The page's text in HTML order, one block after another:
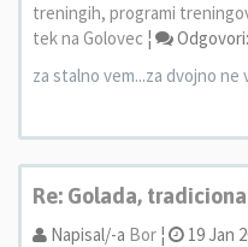
treningih, programi
tek na Golovec ¦ Odgovori:
za stalno vem...za dvojno ne
Re: Golada,
Napisal/-a Bor ¦ 19 Jan